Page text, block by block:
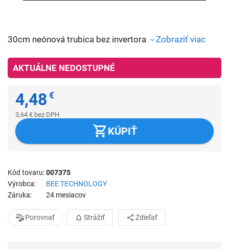
30cm neónová trubica bez invertora Zobraziť viac
AKTUÁLNE NEDOSTUPNÉ
4,48 €
3,64 € bez DPH
KÚPIŤ
Kód tovaru 007375
Výrobca
BEE TECHNOLOGY
Záruka
24 mesiacov
Porovnať Strážiť Zdieľať